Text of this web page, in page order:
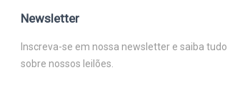
Newsletter
Inscreva-se em nossa newsletter e saiba tudo
sobre nossos leilões.